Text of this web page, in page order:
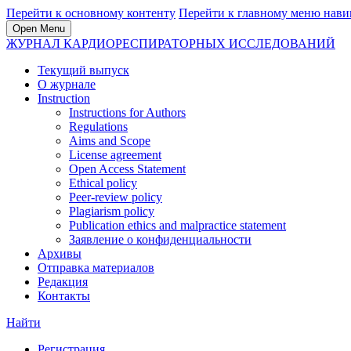
Перейти к основному контенту Перейти к главному меню
Open Menu
ЖУРНАЛ КАРДИОРЕСПИРАТОРНЫХ ИССЛЕДОВАНИЙ
Текущий выпуск
О журнале
Instruction
Instructions for Authors
Regulations
Aims and Scope
License agreement
Open Access Statement
Ethical policy
Peer-review policy
Plagiarism policy
Publication ethics and malpractice statement
Заявление о конфиденциальности
Архивы
Отправка материалов
Редакция
Контакты
Найти